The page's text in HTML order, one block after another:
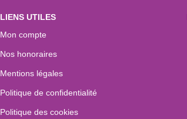
LIENS UTILES
Mon compte
Nos honoraires
Mentions légales
Politique de confidentialité
Politique des cookies